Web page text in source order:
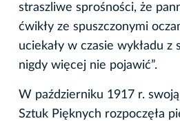
straszliwe sprośności, że
ćwikły ze spuszczonymi
uciekały w czasie wykładu z
nigdy więcej nie pojawić”.
W październiku 1917 r.
Sztuk Pięknych rozpoczęła